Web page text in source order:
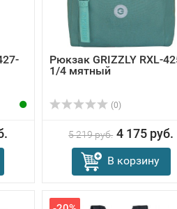
Рюкзак GRIZZLY RXL-
1/4 мятный
(0)
5 219 руб. 4 175 руб.
В корзину